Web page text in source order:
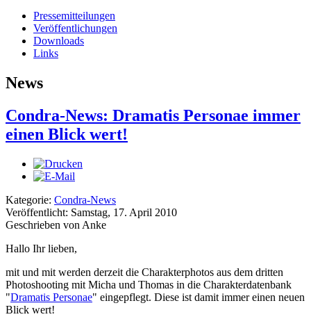
Pressemitteilungen
Veröffentlichungen
Downloads
Links
News
Condra-News: Dramatis Personae immer
einen Blick wert!
Kategorie: Condra-News
Veröffentlicht: Samstag, 17. April 2010
Geschrieben von Anke
Hallo Ihr lieben,
mit und mit werden derzeit die Charakterphotos aus dem dritten
Photoshooting mit Micha und Thomas in die Charakterdatenbank
"Dramatis Personae" eingepflegt. Diese ist damit immer einen neuen
Blick wert!